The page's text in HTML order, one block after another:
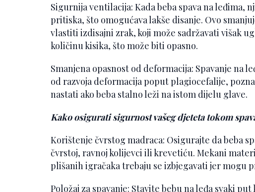
Sigurnija ventilacija: Kada beba spava na leđima,
pritiska, što omogućava lakše disanje. Ovo
vlastiti izdisajni zrak, koji može sadržavati višak
količinu kisika, što može biti opasno.
Smanjena opasnost od deformacija: Spavanje na
od razvoja deformacija poput plagiocefalije,
nastati ako beba stalno leži na istom dijelu glave.
Kako osigurati sigurnost vašeg djeteta tokom
Korištenje čvrstog madraca: Osigurajte da beba
čvrstoj, ravnoj kolijevci ili krevetiću. Mekani
plišanih igračaka trebaju se izbjegavati jer mogu
Položaj za spavanje: Stavite bebu na leđa svaki